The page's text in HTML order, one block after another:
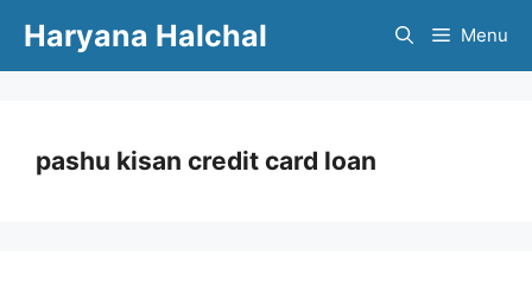
content
Haryana Halchal Menu
pashu kisan credit card loan